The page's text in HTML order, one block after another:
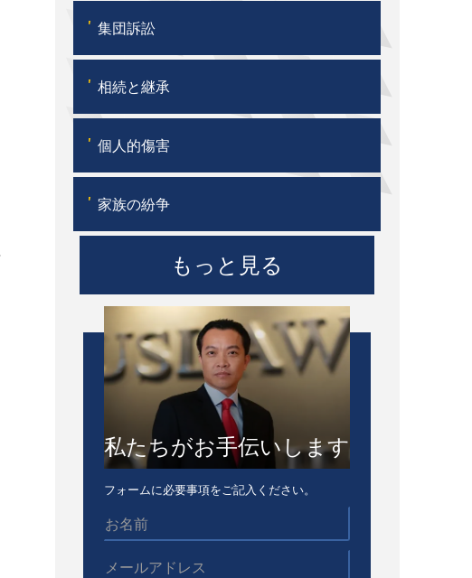
' 集団訴訟
' 相続と継承
' 個人的傷害
' 家族の紛争
もっと見る
私たちがお手伝いします
フォームに必要事項をご記入ください。